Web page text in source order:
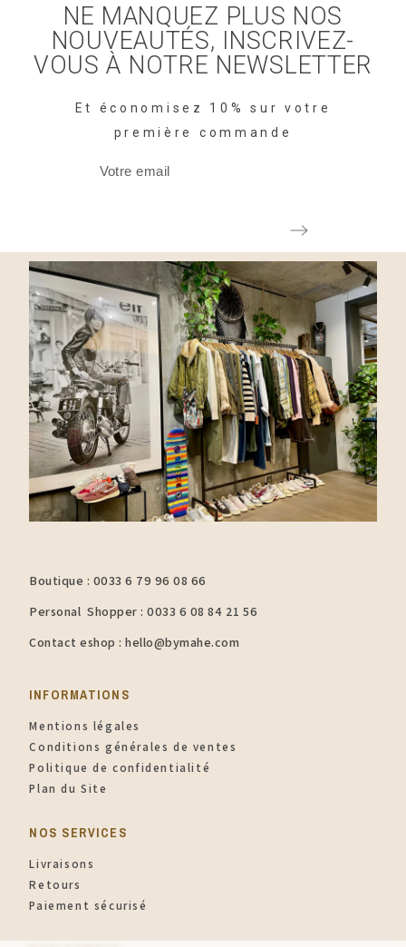
NE MANQUEZ PLUS NOS
NOUVEAUTÉS, INSCRIVEZ-
VOUS À NOTRE NEWSLETTER
Et économisez 10% sur votre
première commande
Boutique : 0033 6 79 96 08 66
Personal Shopper : 0033 6 08 84 21 56
Contact eshop : hello@bymahe.com
INFORMATIONS​
Mentions légales
Conditions générales de ventes
Politique de confidentialité
Plan du Site
NOS SERVICES
Livraisons
Retours
Paiement sécurisé